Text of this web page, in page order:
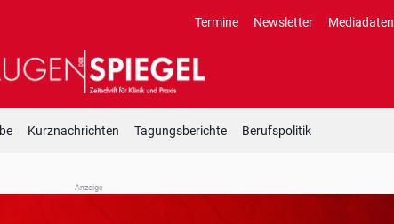
Termine Newsletter Mediadaten
Kurznachrichten Tagungsberichte Berufspolitik
Anzeige